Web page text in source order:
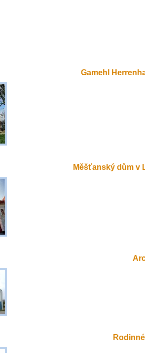
Gamehl
Měšťanský dům v